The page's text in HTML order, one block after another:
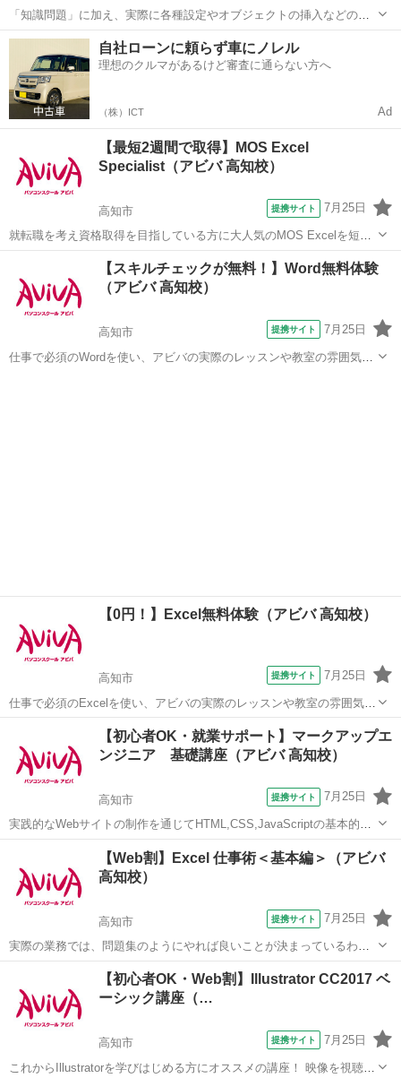
「知識問題」に加え、実際に各種設定やオブジェクトの挿入などの機
能を駆使した文書を作成する「実技問題」を解くことで、実践的な能
力を証明できる資格制度の、1級対策講座です。
高知 高知市 ワード
自社ローンに頼らず車にノレル
理想のクルマがあるけど審査に通らない方へ
（株）ICT Ad
【最短2週間で取得】MOS Excel
Specialist（アビバ 高知校）
高知市 提携サイト 7月25日
就転職を考え資格取得を目指している方に大人気のMOS Excelを短期
集中で目指す検定対策の講座です。新規お問い合わせ頂いた方限定で
リーズナブルな受講料で学べる人気講座です！
エクセル
【スキルチェックが無料！】Word無料体験
（アビバ 高知校）
高知市 提携サイト 7月25日
仕事で必須のWordを使い、アビバの実際のレッスンや教室の雰囲気を
【0円！】Excel無料体験（アビバ 高知校）
高知市 提携サイト 7月25日
仕事で必須のExcelを使い、アビバの実際のレッスンや教室の雰囲気を
無料で体験♪ グラフ作成やデータ集計や分析など、知っていると便利
な機能やちょっとしたラク技など、あなたに合ったメニューを体験し
ていただけます！
エクセル
【初心者OK・就業サポート】マークアップエ
ンジニア 基礎講座（アビバ 高知校）
高知市 提携サイト 7月25日
実践的なWebサイトの制作を通じてHTML,CSS,JavaScriptの基本的な
コーティングスキルを学習します。 現在受講生の多くは、学習当初未
経験でしたが、日々お仕事でも対応できる程スキルアップしていま
す。 楽しく学び...
ホームページ作成
【Web割】Excel 仕事術＜基本編＞（アビバ
高知校）
高知市 提携サイト 7月25日
実際の業務では、問題集のようにやれば良いことが決まっているわけ
ではありません。この講座では【よくある上司の指示】からスタート
します。上司意図を汲み取るケーススタディを通じ、仕事の型を身に
つけます。Excelを"使える"人にな...
エクセル
【初心者OK・Web割】Illustrator CC2017 ベ
ーシック講座（…
高知市 提携サイト 7月25日
これからIllustratorを学びはじめる方にオススメの講座！ 映像を視聴し